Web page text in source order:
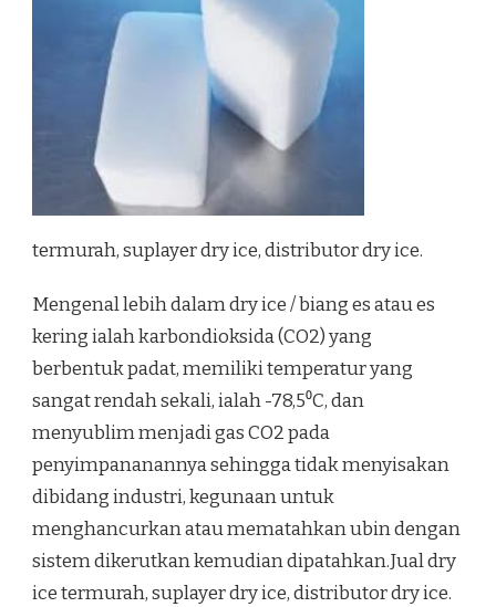
termurah, suplayer dry ice, distributor dry ice.
Mengenal lebih dalam dry ice / biang es atau es
kering ialah karbondioksida (CO2) yang
berbentuk padat, memiliki temperatur yang
sangat rendah sekali, ialah -78,5⁰C, dan
menyublim menjadi gas CO2 pada
penyimpananannya sehingga tidak menyisakan
dibidang industri, kegunaan untuk
menghancurkan atau mematahkan ubin dengan
sistem dikerutkan kemudian dipatahkan.Jual dry
ice termurah, suplayer dry ice, distributor dry ice.